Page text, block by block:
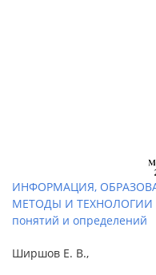
ИНФОРМАЦИЯ,
МЕТОДЫ И ТЕХНОЛОГИИ
понятий и определений
Ширшов Е. В.,